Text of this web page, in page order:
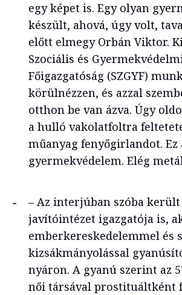
egy képet is. Egy olyan
készült, ahová, úgy volt,
előtt elmegy Orbán Viktor.
Szociális és
Főigazgatóság (SZGYF)
körülnézzen, és azzal
otthon be van ázva. Úgy
a hulló vakolatfoltra
műanyag fenyőgirlandot. Ez
gyermekvédelem. Elég
– Az interjúban szóba került
javítóintézet igazgatója is,
emberkereskedelemmel és
kizsákmányolással
nyáron. A gyanú szerint az
női társával prostituáltként